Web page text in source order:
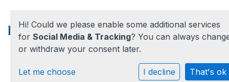
Home
Hi! Could we please enable some additional services
for Social Media & Tracking? You can always
or withdraw your consent later.
Let me choose I decline That's ok